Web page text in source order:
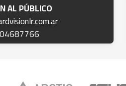
AL PÚBLICO